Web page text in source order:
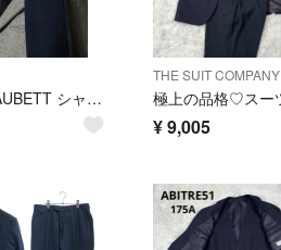
【レア】AUBETT シャネルツイード セットアップ
THE SUIT COMPANY
¥9,005